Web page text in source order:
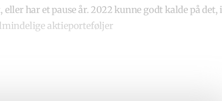
har et pause år. 2022 kunne godt kalde på det, i
aktieporteføljer